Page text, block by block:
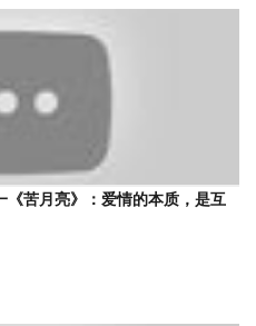
《苦月亮》：爱情的本质，是互